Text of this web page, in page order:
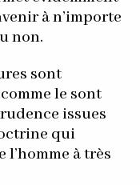
à n’importe
non.
sont
le sont
issues
qui
à très